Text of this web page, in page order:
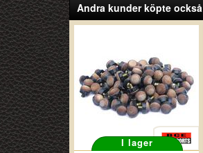
Andra kunder köpte också
I lager